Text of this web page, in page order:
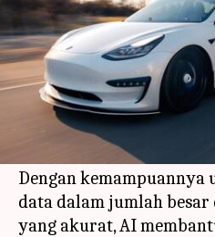
menulis Taufiq Al Jufri Aug 26,
Apa ceritanya
Kecerdasan buatan (AI)
banyak aspek
kita mengonsumsi
Dengan kemampuannya
data dalam jumlah
yang akurat, AI